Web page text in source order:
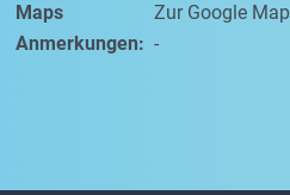
Maps
Zur Google
Anmerkungen: -